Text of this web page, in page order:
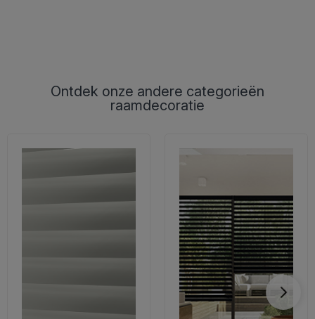
Ontdek onze andere categorieën
raamdecoratie